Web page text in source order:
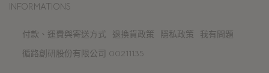
INFORMATIONS
付款、運費與寄送方式 退換貨政策 隱私政策
我有問題
循路創研股份有限公司 00211135